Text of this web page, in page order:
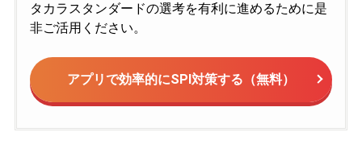
タカラスタンダードの選考を有利に進めるために是
非ご活用ください。
アプリで効率的にSPI対策する（無料）